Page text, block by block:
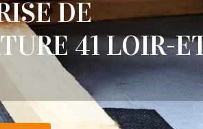
DE
41 LOIR-